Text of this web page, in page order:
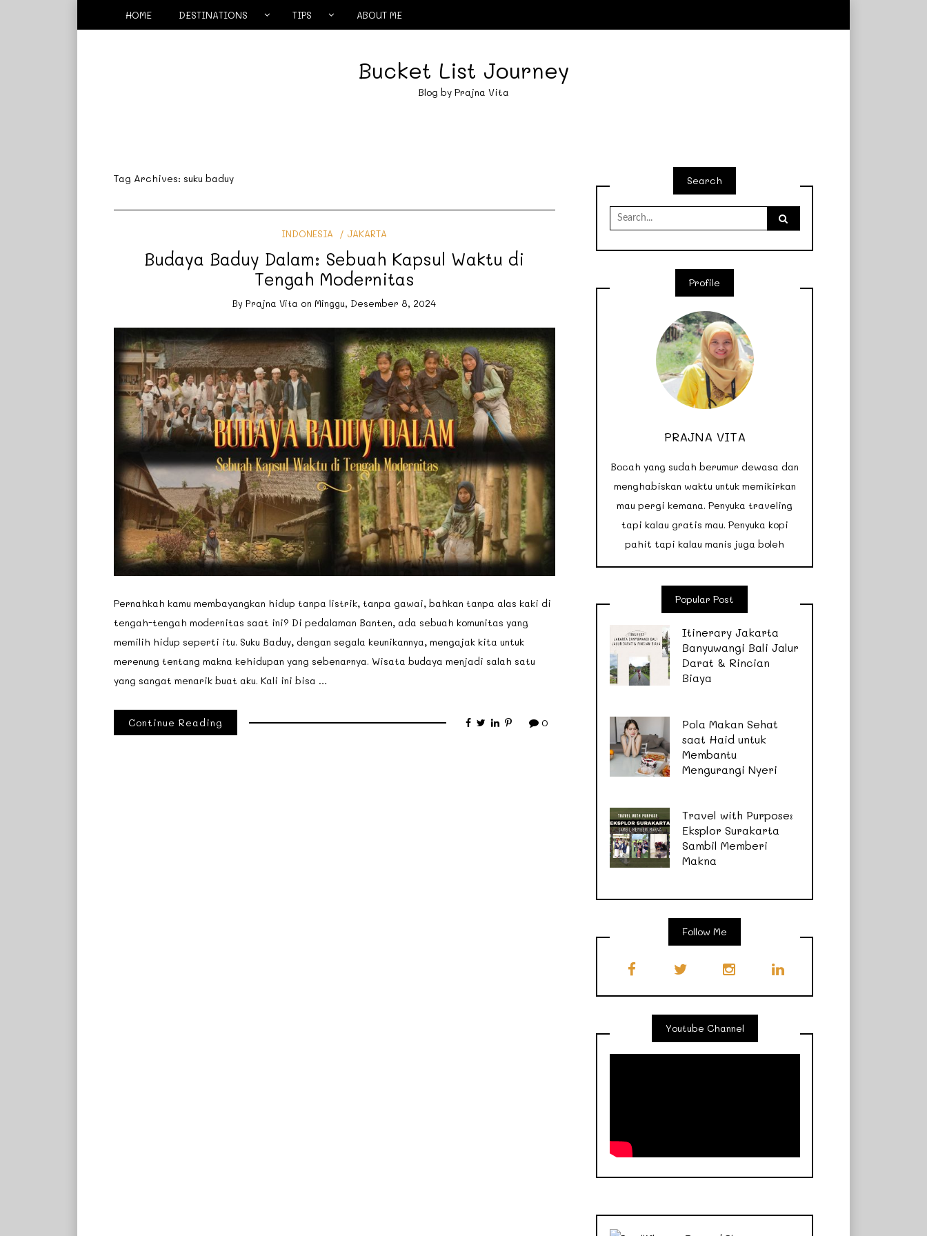
HOME DESTINATIONS TIPS ABOUT ME
Bucket List Journey
Blog by Prajna Vita
Tag Archives: suku baduy
INDONESIA JAKARTA
Budaya Baduy Dalam: Sebuah Kapsul Waktu di
Tengah Modernitas
ByPrajna Vita on Minggu, Desember 8, 2024
Pernahkah kamu membayangkan hidup tanpa listrik, tanpa gawai, bahkan tanpa alas kaki di
tengah-tengah modernitas saat ini? Di pedalaman Banten, ada sebuah komunitas yang
memilih hidup seperti itu. Suku Baduy, dengan segala keunikannya, mengajak kita untuk
merenung tentang makna kehidupan yang sebenarnya. Wisata budaya menjadi salah satu
yang sangat menarik buat aku. Kali ini bisa …
Continue Reading 0
Search
Search
for:
Profile
PRAJNA VITA
Bocah yang sudah berumur dewasa dan
menghabiskan waktu untuk memikirkan
mau pergi kemana. Penyuka traveling
tapi kalau gratis mau. Penyuka kopi
pahit tapi kalau manis juga boleh
Popular Post
Itinerary Jakarta
Banyuwangi Bali Jalur
Darat & Rincian
Biaya
Pola Makan Sehat
saat Haid untuk
Membantu
Mengurangi Nyeri
Travel with Purpose:
Eksplor Surakarta
Sambil Memberi
Makna
Follow Me
Youtube Channel